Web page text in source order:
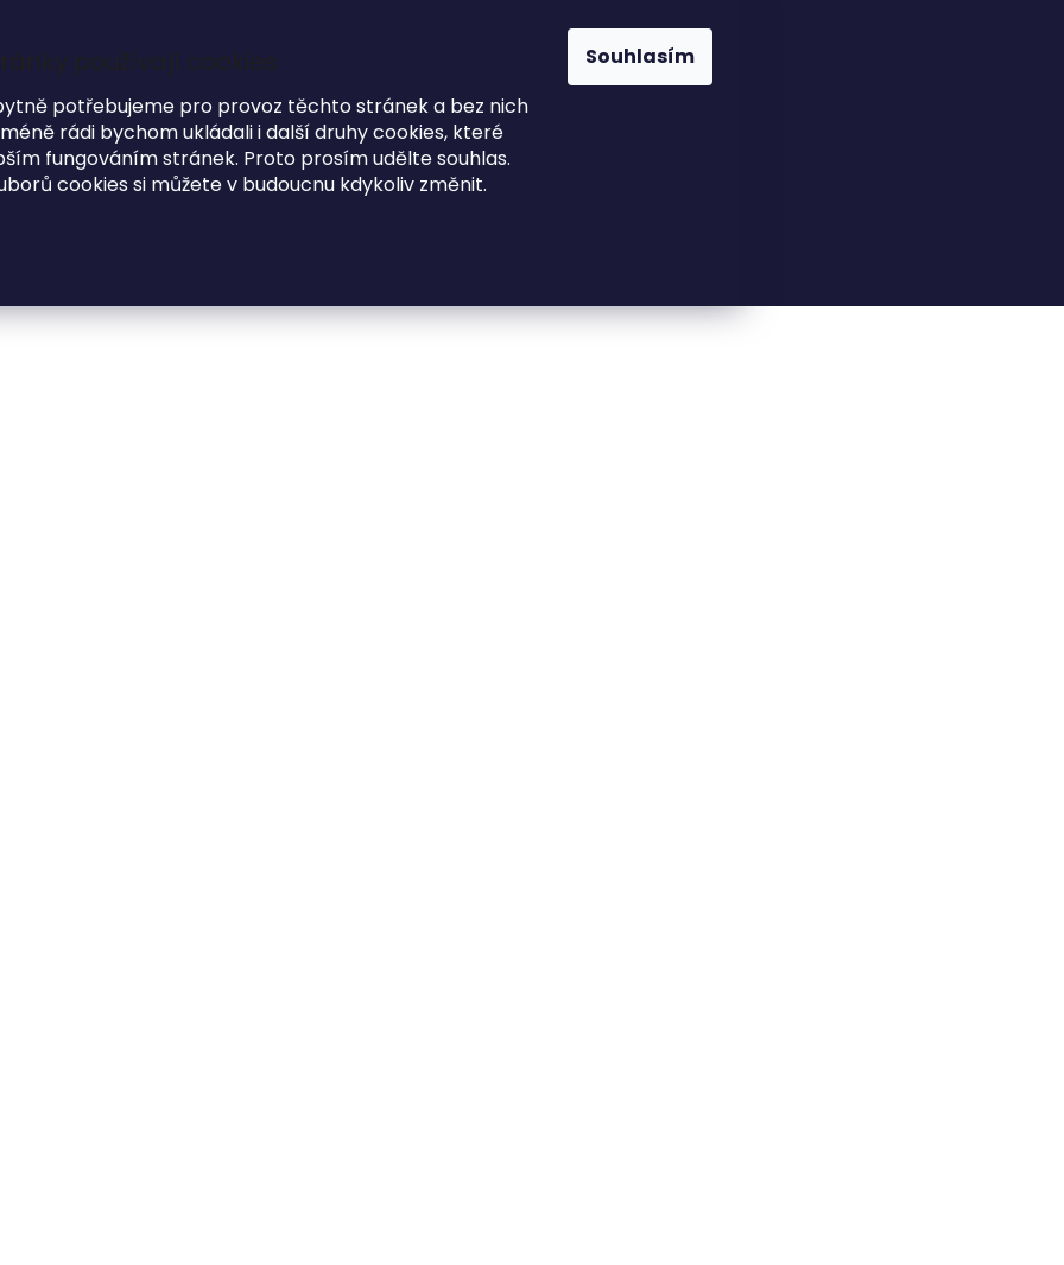
používají cookies
potřebujeme pro provoz těchto stránek a bez nich
rádi bychom ukládali i další druhy cookies, které
fungováním stránek. Proto prosím udělte souhlas.
cookies si můžete v budoucnu kdykoliv změnit.
Souhlasím
723816110
info@woodkingdom.cz
MODNÍ DOPLŇKY O NÁS